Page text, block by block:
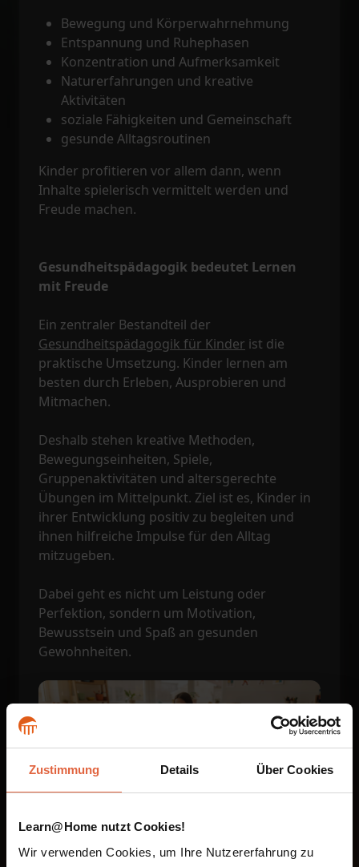
Zustimmung Details Über Cookies
Learn@Home nutzt Cookies!
Wir verwenden Cookies, um Ihre Nutzererfahrung zu
Bewegung und Körperwahrnehmung
Entspannung und Ruhephasen
Konzentration und Aufmerksamkeit
Naturerfahrungen und kreative
Aktivitäten
soziale Fähigkeiten und Gemeinschaft
gesunde Alltagsroutinen
Kinder profitieren vor allem dann, wenn
Inhalte spielerisch vermittelt werden und
Freude machen.
Gesundheitspädagogik bedeutet Lernen
mit Freude
Ein zentraler Bestandteil der
Gesundheitspädagogik für Kinder ist die
praktische Umsetzung. Kinder lernen am
besten durch Erleben, Ausprobieren und
Mitmachen.
Deshalb stehen kreative Methoden,
Bewegungseinheiten, Spiele,
Gruppenaktivitäten und altersgerechte
Übungen im Mittelpunkt. Ziel ist es, Kinder in
ihrer Entwicklung positiv zu begleiten und
ihnen hilfreiche Impulse für den Alltag
mitzugeben.
Dabei geht es nicht um Leistung oder
Perfektion, sondern um Motivation,
Bewusstsein und Spaß an gesunden
Gewohnheiten.